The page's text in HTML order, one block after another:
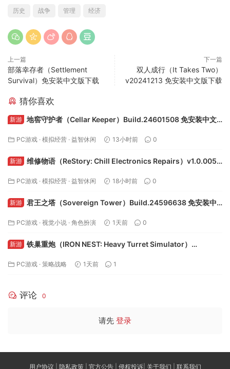
历史 战争 管理 经济
上一篇
部落幸存者（Settlement
Survival）免安装中文版下载
下一篇
双人成行（It Takes Two）
v20241213 免安装中文版下载
猜你喜欢
新游 地窖守护者（Cellar Keeper）Build.24601508 免安装中文
PC游戏 · 模拟经营 · 益智休闲 13小时前 0
新游 维修物语（ReStory: Chill Electronics Repairs）v1.0.005r
PC游戏 · 模拟经营 · 益智休闲 18小时前 0
新游 君王之塔（Sovereign Tower）Build.24596638 免安装中
PC游戏 · 视觉小说 · 角色扮演 1天前 0
新游 铁巢重炮（IRON NEST: Heavy Turret Simulator）
PC游戏 · 策略战略 1天前 1
评论 0
请先 登录
用户协议 隐私政策| 官方公告| 侵权投诉| 关于我们 联系我们